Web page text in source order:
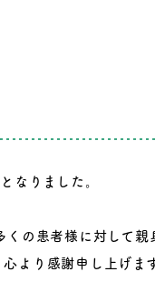
なりました。
の患者様に対して
より感謝申し上げます